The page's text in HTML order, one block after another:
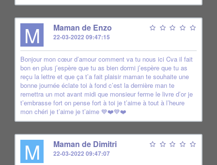
M Maman de Enzo
22-03-2022 09:47:15
Bonjour mon cœur d’amour comment va tu nous ici Cva il fait
bon en plus j’espère que tu as bien dormi j’espère que tu as
reçu la lettre et que ça t’a fait plaisir maman te souhaite une
bonne journée éclate toi à fond c’est la dernière man te
remettra un mot avant midi que monsieur ferme le livre d’or je
t’embrasse fort on pense fort à toi je t’aime à tout à l’heure
mon chéri je t’aime je t’aime 💙❤️💙❤️
M Maman de Dimitri
22-03-2022 09:47:07